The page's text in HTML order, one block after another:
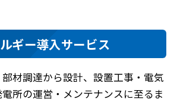
ギー導入サービス
材調達から設計、設置工事・電気
所の運営・メンテナンスに至るま